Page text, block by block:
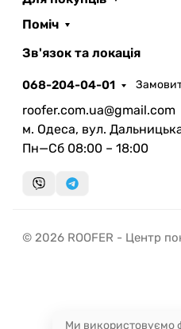
Поміч
Зв'язок та локація
068-204-04-01
roofer.com.ua@gmail.com
м. Одеса, вул.
Пн—Сб 08:00 – 18:00
© 2026 ROOFER - Центр
Ми використовуємо
AI помічник